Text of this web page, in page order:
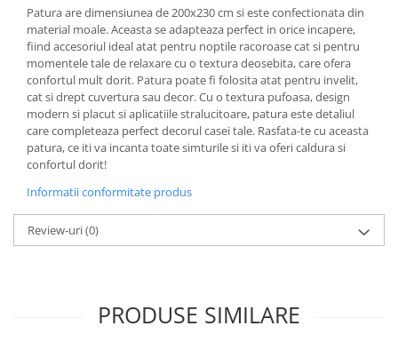
Patura are dimensiunea de 200x230 cm si este confectionata din
material moale. Aceasta se adapteaza perfect in orice incapere,
fiind accesoriul ideal atat pentru noptile racoroase cat si pentru
momentele tale de relaxare cu o textura deosebita, care ofera
confortul mult dorit. Patura poate fi folosita atat pentru invelit,
cat si drept cuvertura sau decor. Cu o textura pufoasa, design
modern si placut si aplicatiile stralucitoare, patura este detaliul
care completeaza perfect decorul casei tale. Rasfata-te cu aceasta
patura, ce iti va incanta toate simturile si iti va oferi caldura si
confortul dorit!
Informatii conformitate produs
Review-uri(0)
PRODUSE SIMILARE